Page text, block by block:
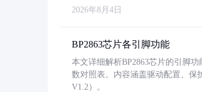
2026年8月4日
BP2863芯片各引脚功能
本文详细解析BP2863芯片的引脚
数对照表。内容涵盖驱动配置、保
V1.2）。